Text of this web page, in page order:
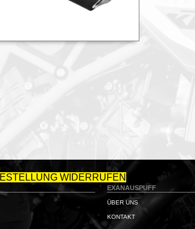
WIDERRUFEN
EXANAUSPUFF
ÜBER UNS
KONTAKT